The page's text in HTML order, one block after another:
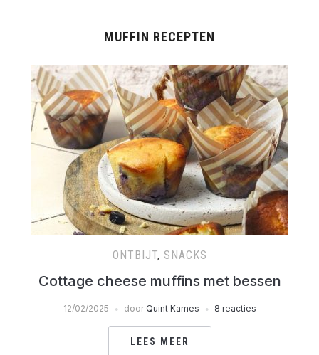
MUFFIN RECEPTEN
ONTBIJT, SNACKS
Cottage cheese muffins met bessen
12/02/2025 door Quint Kames 8 reacties
LEES MEER